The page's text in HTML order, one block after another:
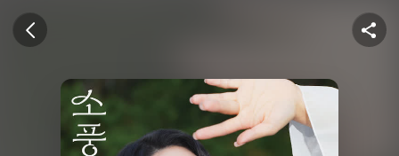
U+뮤직벨링
이전 화면
공유